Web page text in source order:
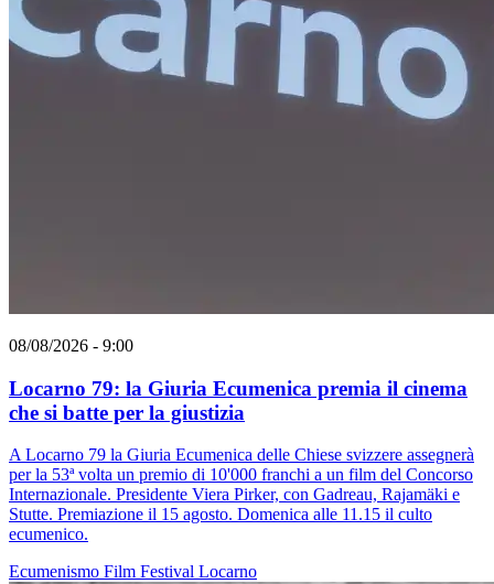
08/08/2026 - 9:00
Locarno 79: la Giuria Ecumenica premia il cinema
che si batte per la giustizia
A Locarno 79 la Giuria Ecumenica delle Chiese svizzere assegnerà
per la 53ª volta un premio di 10'000 franchi a un film del Concorso
Internazionale. Presidente Viera Pirker, con Gadreau, Rajamäki e
Stutte. Premiazione il 15 agosto. Domenica alle 11.15 il culto
ecumenico.
Ecumenismo Film Festival Locarno